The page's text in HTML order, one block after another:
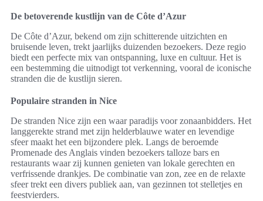
De betoverende kustlijn van de Côte d’Azur
De Côte d’Azur, bekend om zijn schitterende uitzichten en
bruisende leven, trekt jaarlijks duizenden bezoekers. Deze regio
biedt een perfecte mix van ontspanning, luxe en cultuur. Het is
een bestemming die uitnodigt tot verkenning, vooral de iconische
stranden die de kustlijn sieren.
Populaire stranden in Nice
De stranden Nice zijn een waar paradijs voor zonaanbidders. Het
langgerekte strand met zijn helderblauwe water en levendige
sfeer maakt het een bijzondere plek. Langs de beroemde
Promenade des Anglais vinden bezoekers talloze bars en
restaurants waar zij kunnen genieten van lokale gerechten en
verfrissende drankjes. De combinatie van zon, zee en de relaxte
sfeer trekt een divers publiek aan, van gezinnen tot stelletjes en
feestvierders.